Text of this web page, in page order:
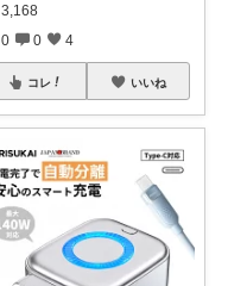
3,168
0 0 4
コレ いいね